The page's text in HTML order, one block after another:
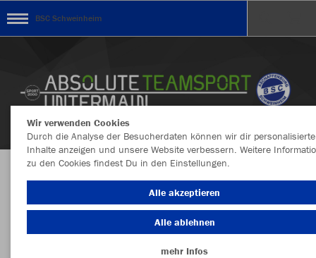
BSC Schweinheim
Aufgrund der hohen Auftragslage verzögert sich
leider die Fertigstellung leider um ca. 10 Tage
Wir verwenden Cookies
Durch die Analyse der Besucherdaten können wir dir personalisierte
Inhalte anzeigen und unsere Website verbessern. Weitere
zu den Cookies findest Du in den Einstellungen.
Alle akzeptieren
Alle ablehnen
mehr Infos